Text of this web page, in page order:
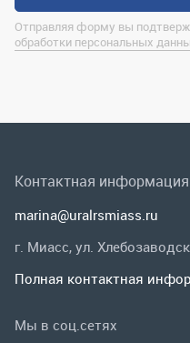
Контактная информация
marina@uralrsmiass.ru
Заказать звонок